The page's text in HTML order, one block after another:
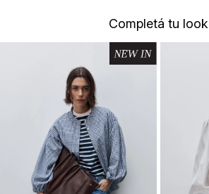
Completá tu look